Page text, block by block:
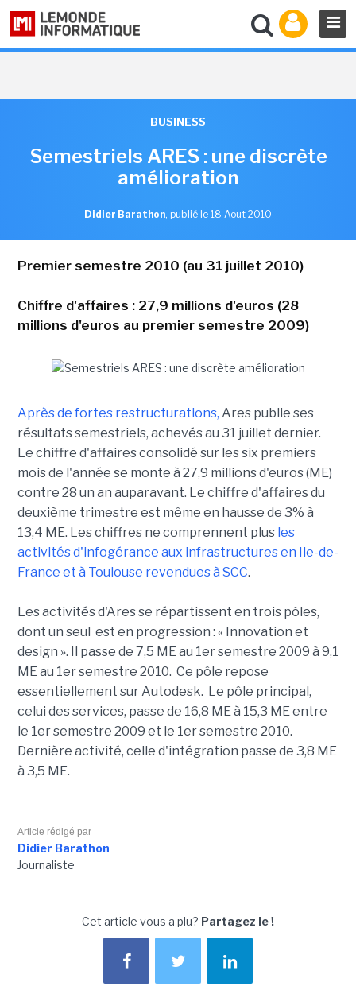
BUSINESS
Semestriels ARES : une discrète
amélioration
Didier Barathon, publié le 18 Aout 2010
Premier semestre 2010 (au 31 juillet 2010)
Chiffre d'affaires : 27,9 millions d'euros (28
millions d'euros au premier semestre 2009)
Après de fortes restructurations, Ares publie ses
résultats semestriels, achevés au 31 juillet dernier.
Le chiffre d'affaires consolidé sur les six premiers
mois de l'année se monte à 27,9 millions d'euros (ME)
contre 28 un an auparavant. Le chiffre d'affaires du
deuxième trimestre est même en hausse de 3% à
13,4 ME. Les chiffres ne comprennent plus les
activités d'infogérance aux infrastructures en Ile-de-
France et à Toulouse revendues à SCC.
Les activités d'Ares se répartissent en trois pôles,
dont un seul est en progression : « Innovation et
design ». Il passe de 7,5 ME au 1er semestre 2009 à 9,1
ME au 1er semestre 2010. Ce pôle repose
essentiellement sur Autodesk. Le pôle principal,
celui des services, passe de 16,8 ME à 15,3 ME entre
le 1er semestre 2009 et le 1er semestre 2010.
Dernière activité, celle d'intégration passe de 3,8 ME
à 3,5 ME.
Article rédigé par
Didier Barathon
Journaliste
Cet article vous a plu? Partagez le !